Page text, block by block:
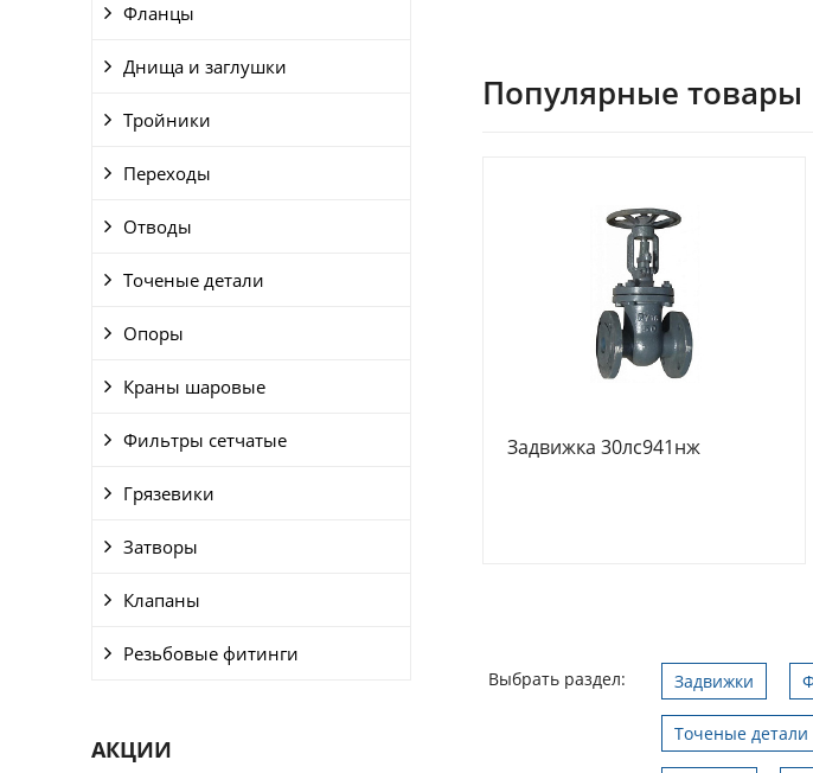
Фланцы
Днища и заглушки
Тройники
Переходы
Отводы
Точеные детали
Опоры
Краны шаровые
Фильтры сетчатые
Грязевики
Затворы
Клапаны
Резьбовые фитинги
АКЦИИ
Популярные товары
Задвижка 30лс941нж
Выбрать раздел: Задвижки
Точеные детали